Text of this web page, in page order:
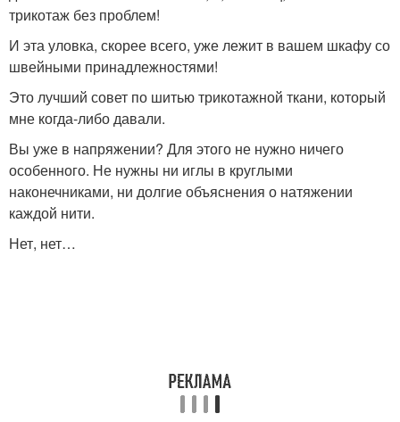
трикотаж без проблем!
И эта уловка, скорее всего, уже лежит в вашем шкафу со
швейными принадлежностями!
Это лучший совет по шитью трикотажной ткани, который
мне когда-либо давали.
Вы уже в напряжении? Для этого не нужно ничего
особенного. Не нужны ни иглы в круглыми
наконечниками, ни долгие объяснения о натяжении
каждой нити.
Нет, нет…